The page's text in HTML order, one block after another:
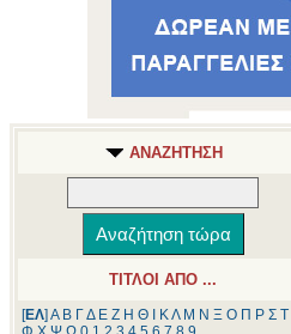
ΑΝΑΖΗΤΗΣΗ
ΤΙΤΛΟΙ ΑΠΟ ...
[ΕΛ] Α Β ΓΔ Ε Ζ Η Θ ΚΛ Μ Ν Ξ Ο Π Ρ Σ Τ